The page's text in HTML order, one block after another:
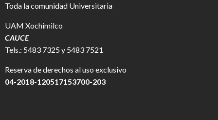
Toda la comunidad Universitaria
UAM Xochimilco
CAUCE
Tels.: 5483 7325 y 5483 7521
Reserva de derechos al uso exclusivo
04-2018-120517153700-203